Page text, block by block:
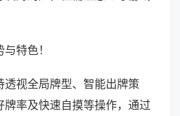
特色！
视全局牌型、智能出牌策
牌率及快速自摸等操作，通过